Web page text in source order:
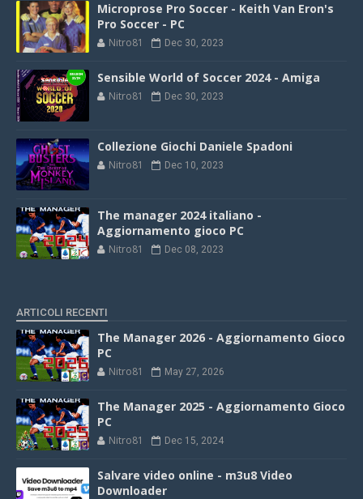
Microprose Pro Soccer - Keith Van Eron's
Pro Soccer - PC
Nitro81 Dec 30, 2023
Sensible World of Soccer 2024 - Amiga
Nitro81 Dec 30, 2023
Collezione Giochi Daniele Spadoni
Nitro81 Dec 10, 2023
The manager 2024 italiano -
Aggiornamento gioco PC
Nitro81 Dec 08, 2023
ARTICOLI RECENTI
The Manager 2026 - Aggiornamento Gioco
PC
Nitro81 May 27, 2026
The Manager 2025 - Aggiornamento Gioco
PC
Nitro81 Dec 15, 2024
Salvare video online - m3u8 Video
Downloader